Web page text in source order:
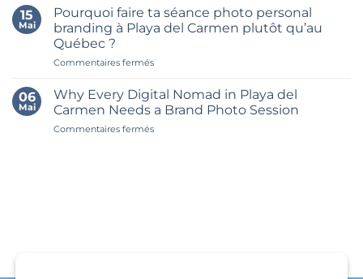
Riviera
Maya
personal
branding
à
del
a
photoshoot
in
del
might
seem
simple
at
15
Mai
Pourquoi faire ta séance photo personal
branding à Playa del Carmen plutôt qu’au
Québec ?
Commentaires ferméssur
faire
séance
photo
06
Mai
Why Every Digital Nomad in Playa del
Carmen Needs a Brand Photo Session
Commentaires ferméssur